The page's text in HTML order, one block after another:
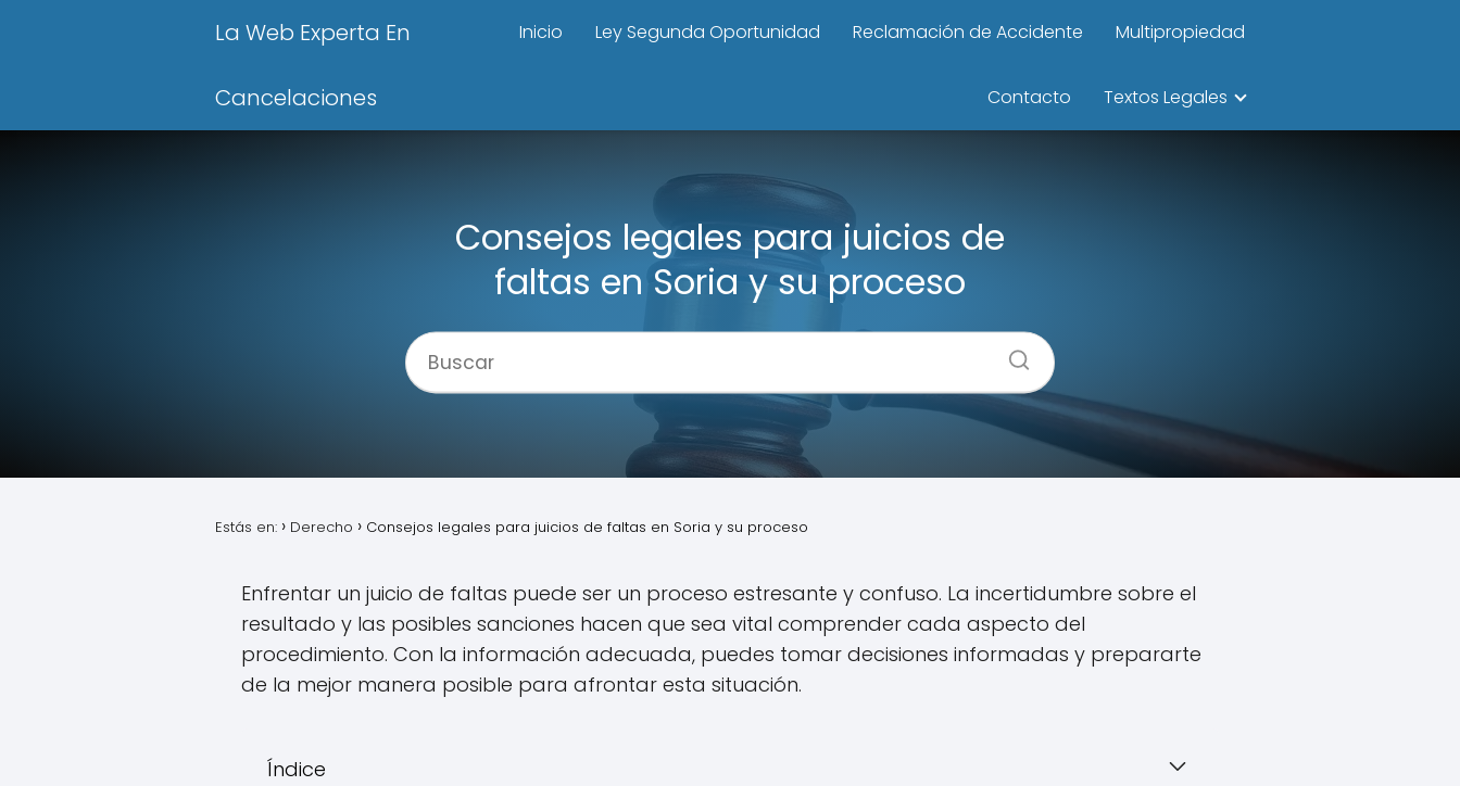
La Web Experta En
Cancelaciones
Inicio Ley Segunda Oportunidad Reclamación de Accidente Multipropiedad
Contacto Textos Legales
Consejos legales para juicios de
faltas en Soria y su proceso
Estás en: Derecho Consejos legales para juicios de faltas en Soria y su proceso
Enfrentar un juicio de faltas puede ser un proceso estresante y confuso. La incertidumbre sobre el
resultado y las posibles sanciones hacen que sea vital comprender cada aspecto del
procedimiento. Con la información adecuada, puedes tomar decisiones informadas y prepararte
de la mejor manera posible para afrontar esta situación.
Índice